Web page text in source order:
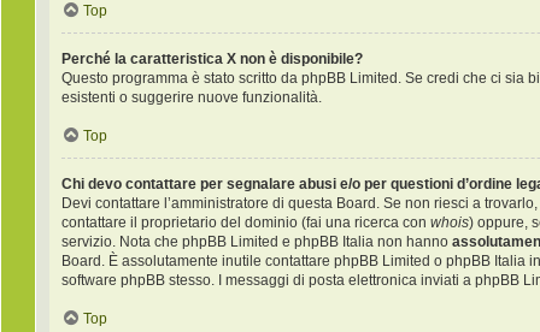
Top
Perché la caratteristica X non è disponibile?
Questo programma è stato scritto da phpBB Limited. Se credi che ci
esistenti o suggerire nuove funzionalità.
Top
Chi devo contattare per segnalare abusi e/o per questioni d’ordine
Devi contattare l’amministratore di questa Board. Se non riesci a
contattare il proprietario del dominio (fai una ricerca con whois) oppure,
servizio. Nota che phpBB Limited e phpBB Italia non hanno
Board. È assolutamente inutile contattare phpBB Limited o phpBB
software phpBB stesso. I messaggi di posta elettronica inviati a phpBB
Top